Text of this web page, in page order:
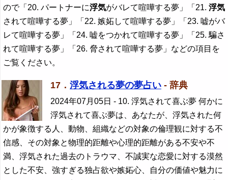
ので「20. パートナーに浮気がバレて喧嘩する夢」「21.浮気
されて喧嘩する夢」「22. 嫉妬して喧嘩する夢」「23. 嘘がバ
レて喧嘩する夢」「24. 嘘をつかれて喧嘩する夢」「25. 騙さ
れて喧嘩する夢」「26. 脅されて喧嘩する夢」などの項目を
ご覧ください。
17． 浮気される夢の夢占い - 辞典
2024年07月05日 - 10. 浮気されて喜ぶ夢 何かに
浮気されて喜ぶ夢は、あなたが、浮気された何
かが象徴する人、動物、組織などの対象の倫理観に対する不
信感、その対象と物理的距離や心理的距離がある不安や不
満、浮気された過去のトラウマ、不誠実な恋愛に対する漠然
とした不安、強すぎる独占欲や嫉妬心、自分の価値や魅力に